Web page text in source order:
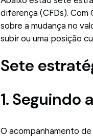
diferença (CFDs).
sobre a mudança no
subir ou uma posição
Sete
1.
O acompanhamento